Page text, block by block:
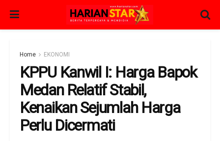
Home EKONOMI
KPPU Kanwil I: Harga Bapok
Medan Relatif Stabil,
Kenaikan Sejumlah Harga
Perlu Dicermati